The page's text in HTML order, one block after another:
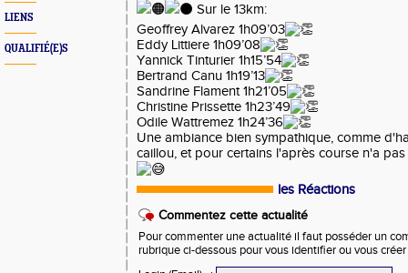
LIENS
QUALIFIÉ(E)S
Sur le 13km:
Geoffrey Alvarez 1h09’03
Eddy Littiere 1h09’08
Yannick Tinturier 1h15’54
Bertrand Canu 1h19’13
Sandrine Flament 1h21’05
Christine Prissette 1h23’49
Odile Wattremez 1h24’36
Une ambiance bien sympathique, comme
caillou, et pour certains l'après course n'a
les Réactions
Commentez cette actualité
Pour commenter une actualité il faut posséder un
rubrique ci-dessous pour vous identifier ou vous